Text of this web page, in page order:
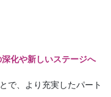
化や新しいステージへ
で、より充実したパート